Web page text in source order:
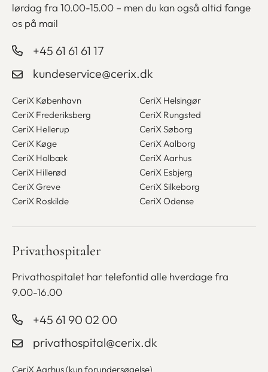
lørdag fra 10.00-15.00 – men du kan også altid fange
os på mail
+45 61 61 61 17
kundeservice@cerix.dk
CeriX København
CeriX Frederiksberg
CeriX Hellerup
CeriX Køge
CeriX Holbæk
CeriX Hillerød
CeriX Greve
CeriX Roskilde
CeriX Helsingør
CeriX Rungsted
CeriX Søborg
CeriX Aalborg
CeriX Aarhus
CeriX Esbjerg
CeriX Silkeborg
CeriX Odense
Privathospitaler
Privathospitalet har telefontid alle hverdage fra
9.00-16.00
+45 61 90 02 00
privathospital@cerix.dk
CeriX Aarhus (kun forundersøgelse)